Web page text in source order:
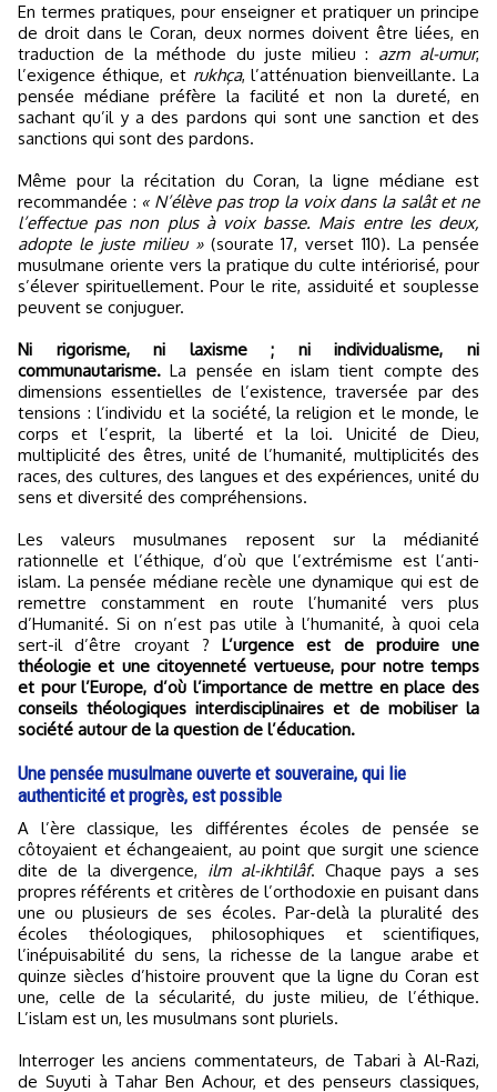
En termes pratiques, pour enseigner et pratiquer un principe
de droit dans le Coran, deux normes doivent être liées, en
traduction de la méthode du juste milieu : azm al-umur,
l’exigence éthique, et rukhça, l’atténuation bienveillante. La
pensée médiane préfère la facilité et non la dureté, en
sachant qu’il y a des pardons qui sont une sanction et des
sanctions qui sont des pardons.
Même pour la récitation du Coran, la ligne médiane est
recommandée : « N’élève pas trop la voix dans la salât et ne
l’effectue pas non plus à voix basse. Mais entre les deux,
adopte le juste milieu »(sourate 17, verset 110). La pensée
musulmane oriente vers la pratique du culte intériorisé, pour
s’élever spirituellement. Pour le rite, assiduité et souplesse
peuvent se conjuguer.
Ni rigorisme, ni laxisme ; ni individualisme, ni
communautarisme. La pensée en islam tient compte des
dimensions essentielles de l’existence, traversée par des
tensions : l’individu et la société, la religion et le monde, le
corps et l’esprit, la liberté et la loi. Unicité de Dieu,
multiplicité des êtres, unité de l’humanité, multiplicités des
races, des cultures, des langues et des expériences, unité du
sens et diversité des compréhensions.
Les valeurs musulmanes reposent sur la médianité
rationnelle et l’éthique, d’où que l’extrémisme est l’anti-
islam. La pensée médiane recèle une dynamique qui est de
remettre constamment en route l’humanité vers plus
d’Humanité. Si on n’est pas utile à l’humanité, à quoi cela
sert-il d’être croyant ? L’urgence est de produire une
théologie et une citoyenneté vertueuse, pour notre temps
et pour l’Europe, d’où l’importance de mettre en place des
conseils théologiques interdisciplinaires et de mobiliser la
société autour de la question de l’éducation.
Une pensée musulmane ouverte et souveraine, qui lie
authenticité et progrès, est possible
A l’ère classique, les différentes écoles de pensée se
côtoyaient et échangeaient, au point que surgit une science
dite de la divergence, ilm al-ikhtilâf. Chaque pays a ses
propres référents et critères de l’orthodoxie en puisant dans
une ou plusieurs de ses écoles. Par-delà la pluralité des
écoles théologiques, philosophiques et scientifiques,
l’inépuisabilité du sens, la richesse de la langue arabe et
quinze siècles d’histoire prouvent que la ligne du Coran est
une, celle de la sécularité, du juste milieu, de l’éthique.
L’islam est un, les musulmans sont pluriels.
Interroger les anciens commentateurs, de Tabari à Al-Razi,
de Suyuti à Tahar Ben Achour, et des penseurs classiques,